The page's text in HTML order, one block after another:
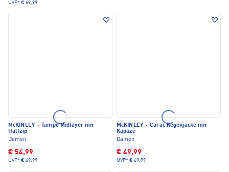
UVP* € 69,99
McKINLEY ·
Tampo Midlayer mit
Halfzip
Damen
€ 54,99
UVP* € 69,99
McKINLEY · Carac Regenjacke mit
Kapuze
Damen
€ 49,99
UVP* € 69,99